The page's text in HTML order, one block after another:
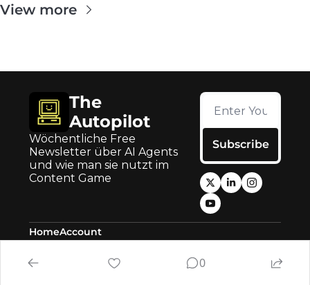
View more
The
Autopilot
Wöchentliche Free
Newsletter über AI Agents
und wie man sie nutzt im
Content Game
Subscribe
HomeAccount
0